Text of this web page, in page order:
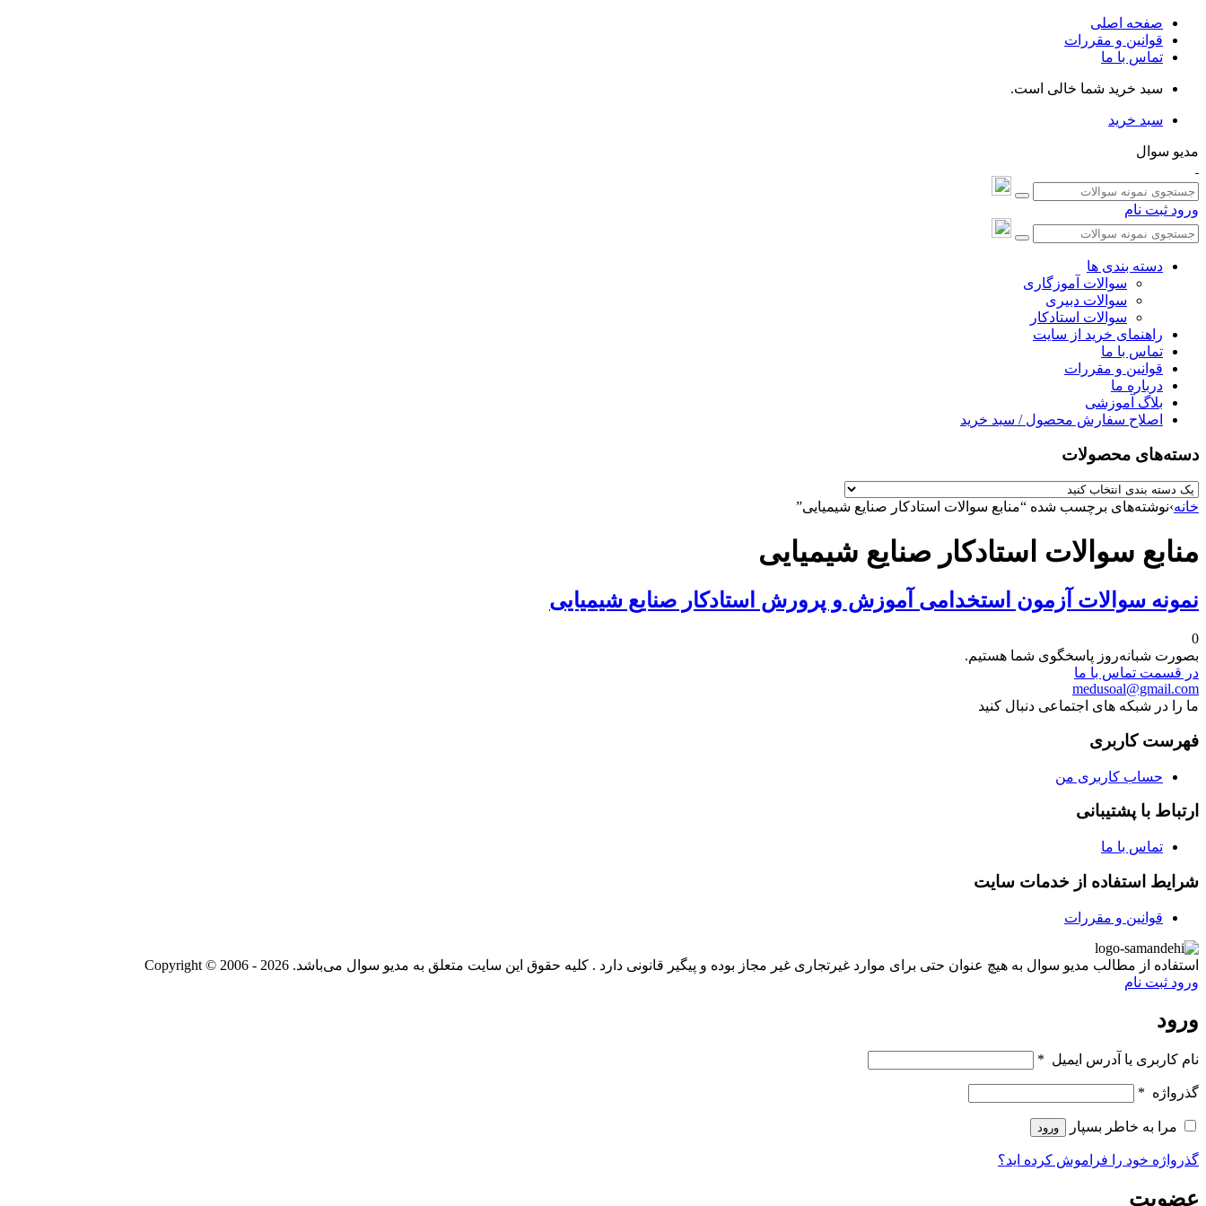
صفحه اصلی
قوانین و مقررات
تماس با ما
سبد خرید شما خالی است.
سبد خرید
مدیو سوال
ورود ثبت نام
دسته بندی ها
سوالات آموزگاری
سوالات دبیری
سوالات استادکار
راهنمای خرید از سایت
تماس با ما
قوانین و مقررات
درباره ما
بلاگ آموزشی
اصلاح سفارش محصول / سبد خرید
دسته‌های محصولات
خانه›نوشته‌های برچسب شده “منابع سوالات استادکار صنایع شیمیایی”
منابع سوالات استادکار صنایع شیمیایی
نمونه سوالات آزمون استخدامی آموزش و پرورش استادکار صنایع شیمیایی
0
بصورت شبانه‌روز پاسخگوی شما هستیم.
در قسمت تماس با ما
medusoal@gmail.com
ما را در شبکه های اجتماعی دنبال کنید
فهرست کاربری
حساب کاربری من
ارتباط با پشتیبانی
تماس با ما
شرایط استفاده از خدمات سایت
قوانین و مقررات
استفاده از مطالب مدیو سوال به هیچ عنوان حتی برای موارد غیرتجاری غیر مجاز بوده و پیگیر قانونی دارد . کلیه حقوق این سایت متعلق به مدیو سوال می‌باشد. Copyright © 2006 - 2026
ورود ثبت نام
ورود
نام کاربری یا آدرس ایمیل *
گذرواژه *
مرا به خاطر بسپار ورود
گذرواژه خود را فراموش کرده اید؟
عضویت